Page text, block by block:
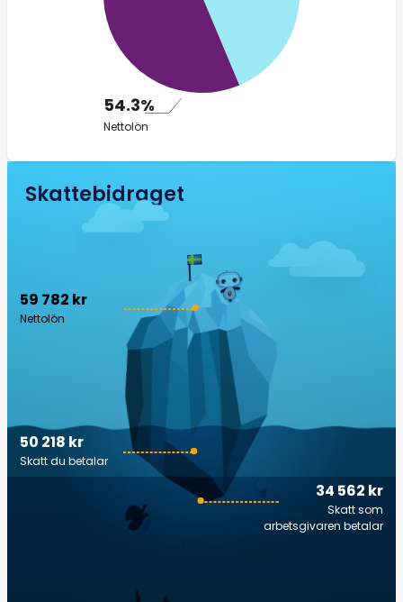
54.3%
Nettolön
Skattebidraget
59 782 kr
Nettolön
34 562 kr
Skatt som
arbetsgivaren betalar
50 218 kr
Skatt du betalar